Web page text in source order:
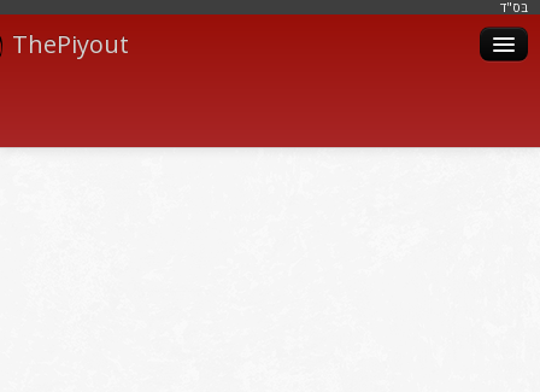
בּס"ד
ThePiyout